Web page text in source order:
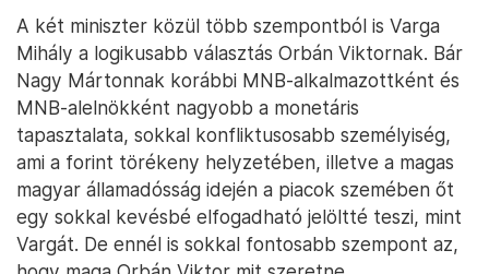
A két miniszter közül több szempontból is Varga
Mihály a logikusabb választás Orbán Viktornak. Bár
Nagy Mártonnak korábbi MNB-alkalmazottként és
MNB-alelnökként nagyobb a monetáris
tapasztalata, sokkal konfliktusosabb személyiség,
ami a forint törékeny helyzetében, illetve a magas
magyar államadósság idején a piacok szemében őt
egy sokkal kevésbé elfogadható jelöltté teszi, mint
Vargát. De ennél is sokkal fontosabb szempont az,